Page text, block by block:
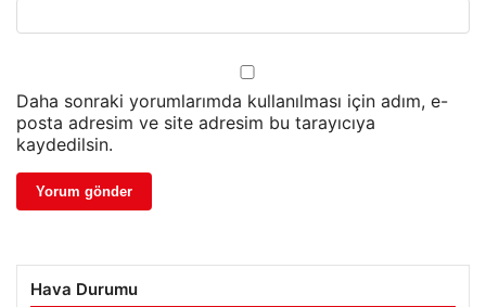
Daha sonraki yorumlarımda kullanılması için adım, e-
posta adresim ve site adresim bu tarayıcıya
kaydedilsin.
Hava Durumu